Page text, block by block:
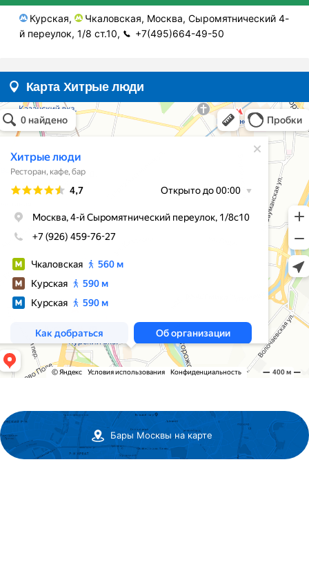
Курская,
Чкаловская, Москва, Сыромятнический 4-
й переулок, 1/8 ст.10,
+7(495)664-49-50
Карта Хитрые люди
Бары Москвы на карте